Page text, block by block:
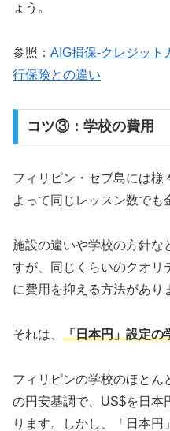
ょう。
参照： AIG損保-クレジット
行保険との違い
コツ③：学校の費用
フィリピン・セブ島には様
よって同じレッスン数でも
施設の違いや学校の方針な
すが、同じくらいのクオリ
に費用を抑える方法があり
それは、 「日本円」設定の
フィリピンの学校のほとん
の円安基調で、US$を日本
ります。しかし、「日本